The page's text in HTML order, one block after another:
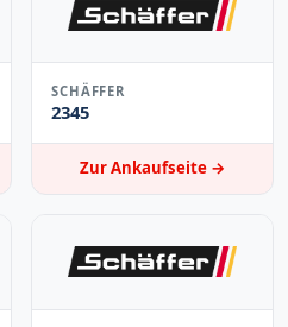
SCHÄFFER
2345
Zur Ankaufseite →